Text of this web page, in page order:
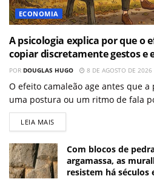
ECONOMIA
A psicologia explica por que o
copiar discretamente gestos e
POR DOUGLAS HUGO 8 DE AGOSTO DE 2026
O efeito camaleão age antes que a
uma postura ou um ritmo de fala
LEIA MAIS
Com blocos de
argamassa, as
resistem há séculos